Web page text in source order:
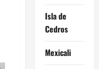
Isla de
Cedros
Mexicali